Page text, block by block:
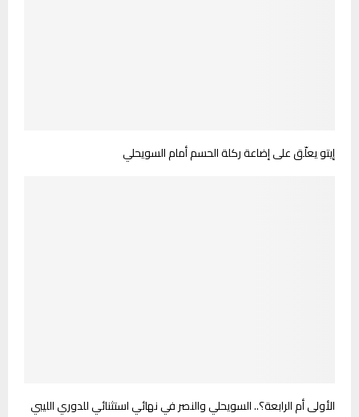
إيتو يعلّق على إضاعة ركلة الحسم أمام السويحلي
الأولى أم الرابعة؟.. السويحلي والنصر في نهائي استثنائي للدوري الليبي